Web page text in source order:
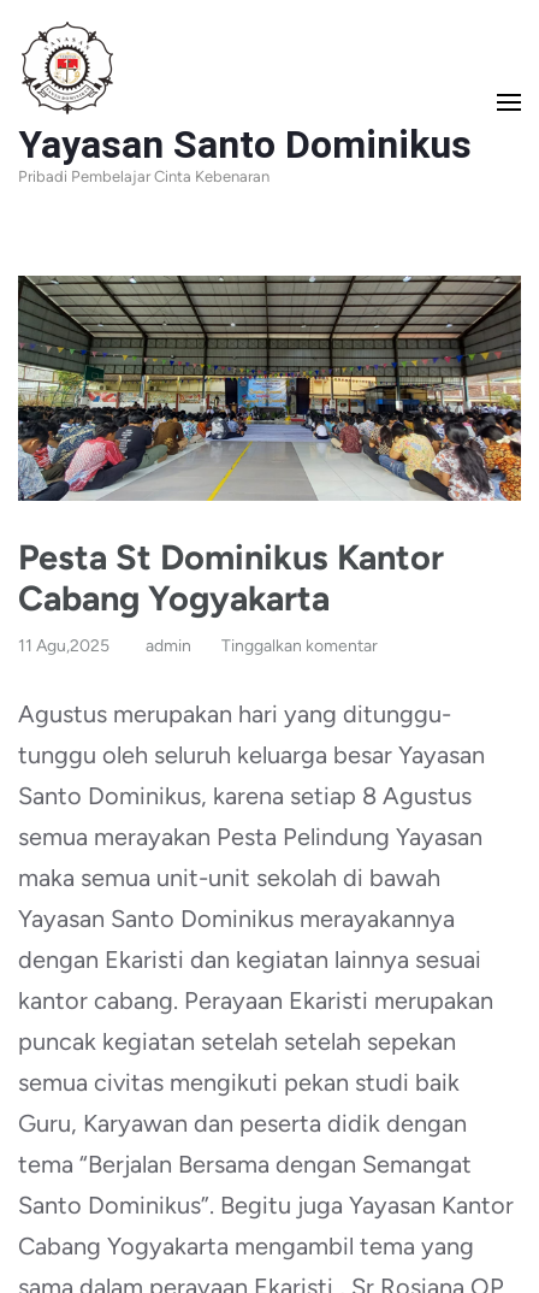
Lompat
ke
konten
(Tekan
Enter)
Yayasan Santo Dominikus
Pribadi Pembelajar Cinta Kebenaran
Pesta St Dominikus Kantor
Cabang Yogyakarta
11 Agu,2025 admin Tinggalkan komentar
Agustus merupakan hari yang ditunggu-
tunggu oleh seluruh keluarga besar Yayasan
Santo Dominikus, karena setiap 8 Agustus
semua merayakan Pesta Pelindung Yayasan
maka semua unit-unit sekolah di bawah
Yayasan Santo Dominikus merayakannya
dengan Ekaristi dan kegiatan lainnya sesuai
kantor cabang. Perayaan Ekaristi merupakan
puncak kegiatan setelah setelah sepekan
semua civitas mengikuti pekan studi baik
Guru, Karyawan dan peserta didik dengan
tema “Berjalan Bersama dengan Semangat
Santo Dominikus”. Begitu juga Yayasan Kantor
Cabang Yogyakarta mengambil tema yang